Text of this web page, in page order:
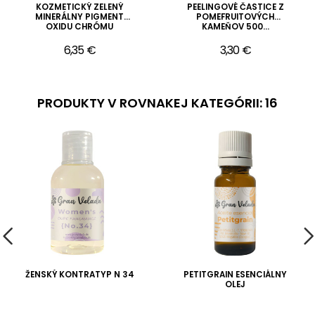
KOZMETICKÝ ZELENÝ
MINERÁLNY PIGMENT
OXIDU CHRÓMU
6,35 €
PEELINGOVÉ ČASTICE Z
POMEFRUITOVÝCH
KAMEŇOV 500...
3,30 €
PRODUKTY V ROVNAKEJ KATEGÓRII: 16
ŽENSKÝ KONTRATYP N 34
PETITGRAIN ESENCIÁLNY
OLEJ